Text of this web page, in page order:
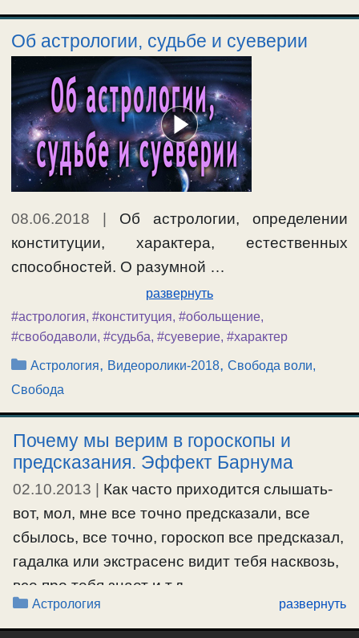
Об астрологии, судьбе и суеверии
08.06.2018 | Об астрологии, определении
конституции, характера, естественных
способностей. О разумной …
развернуть
#астрология, #конституция, #обольщение,
#свободаволи, #судьба, #суеверие, #характер
Рубрики
Астрология, Видеоролики-2018,Свобода воли,
Свобода
Почему мы верим в гороскопы и
предсказания. Эффект Барнума
02.10.2013
Как часто приходится слышать-
вот, мол, мне все точно предсказали, все
сбылось, все точно, гороскоп все предсказал,
гадалка или экстрасенс видит тебя насквозь,
все про тебя знает и т.д.
#астрология,#гороскоп
Рубрики
Астрология развернуть